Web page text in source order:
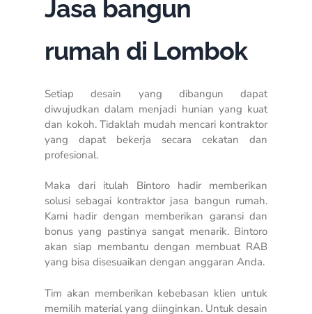
Jasa bangun
rumah di Lombok
Setiap desain yang dibangun dapat
diwujudkan dalam menjadi hunian yang kuat
dan kokoh. Tidaklah mudah mencari kontraktor
yang dapat bekerja secara cekatan dan
profesional.
Maka dari itulah Bintoro hadir memberikan
solusi sebagai kontraktor jasa bangun rumah.
Kami hadir dengan memberikan garansi dan
bonus yang pastinya sangat menarik. Bintoro
akan siap membantu dengan membuat RAB
yang bisa disesuaikan dengan anggaran Anda.
Tim akan memberikan kebebasan klien untuk
memilih material yang diinginkan. Untuk desain